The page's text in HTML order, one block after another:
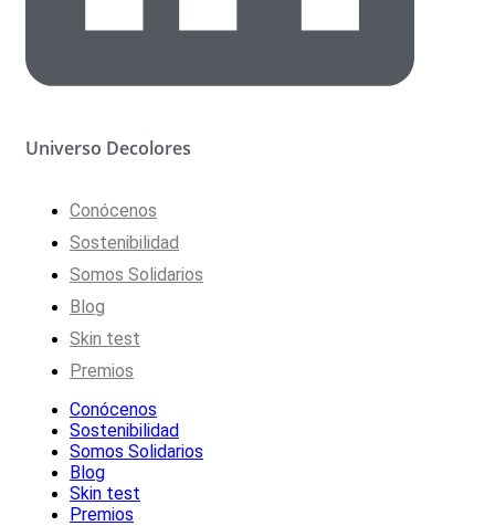
Universo Decolores
Conócenos
Sostenibilidad
Somos Solidarios
Blog
Skin test
Premios
Conócenos
Sostenibilidad
Somos Solidarios
Blog
Skin test
Premios